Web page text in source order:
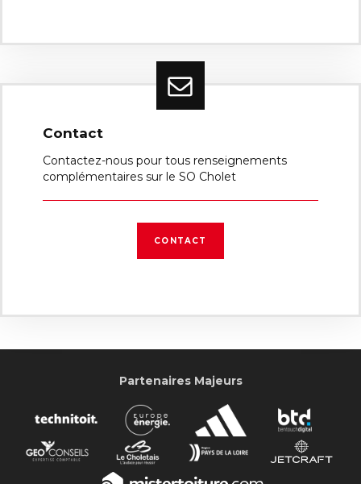
Contact
Contactez-nous pour tous renseignements
complémentaires sur le SO Cholet
CONTACT
Partenaires Majeurs